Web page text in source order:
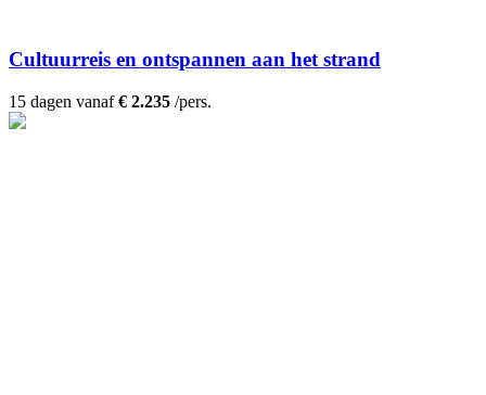
Cultuurreis en ontspannen aan het strand
15 dagen vanaf€ 2.235 /pers.